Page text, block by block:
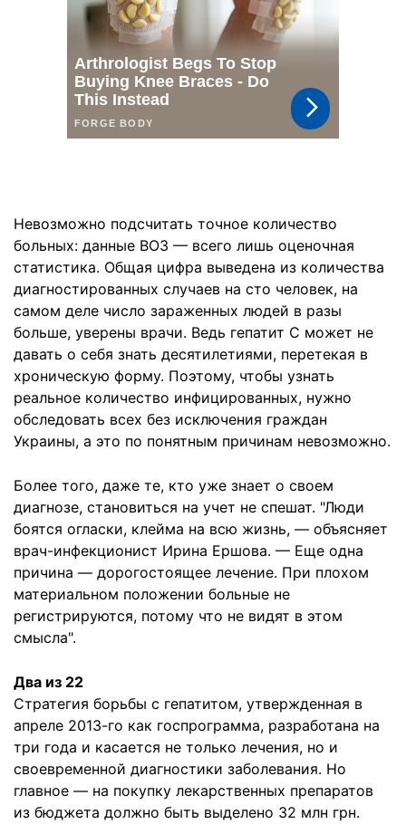
Невозможно подсчитать точное количество
больных: данные ВОЗ — всего лишь оценочная
статистика. Общая цифра выведена из количества
диагностированных случаев на сто человек, на
самом деле число зараженных людей в разы
больше, уверены врачи. Ведь гепатит С может не
давать о себя знать десятилетиями, перетекая в
хроническую форму. Поэтому, чтобы узнать
реальное количество инфицированных, нужно
обследовать всех без исключения граждан
Украины, а это по понятным причинам невозможно.
Более того, даже те, кто уже знает о своем
диагнозе, становиться на учет не спешат. "Люди
боятся огласки, клейма на всю жизнь, — объясняет
врач-инфекционист Ирина Ершова. — Еще одна
причина — дорогостоящее лечение. При плохом
материальном положении больные не
регистрируются, потому что не видят в этом
смысла".
Два из 22
Стратегия борьбы с гепатитом, утвержденная в
апреле 2013-го как госпрограмма, разработана на
три года и касается не только лечения, но и
своевременной диагностики заболевания. Но
главное — на покупку лекарственных препаратов
из бюджета должно быть выделено 32 млн грн.